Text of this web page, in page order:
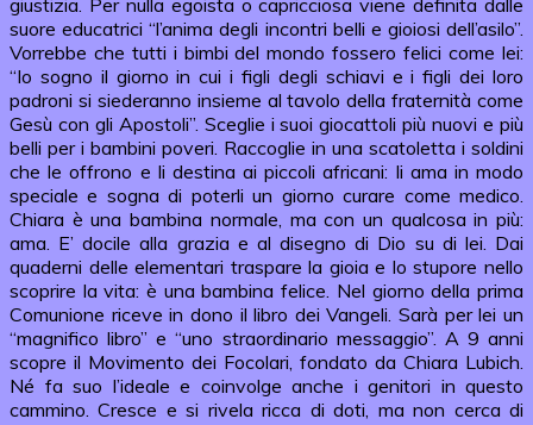
suore educatrici “l’anima degli incontri belli e gioiosi dell’asilo”.
Vorrebbe che tutti i bimbi del mondo fossero felici come lei:
“Io sogno il giorno in cui i figli degli schiavi e i figli dei loro
padroni si siederanno insieme al tavolo della fraternità come
Gesù con gli Apostoli”. Sceglie i suoi giocattoli più nuovi e più
belli per i bambini poveri. Raccoglie in una scatoletta i soldini
che le offrono e li destina ai piccoli africani: li ama in modo
speciale e sogna di poterli un giorno curare come medico.
Chiara è una bambina normale, ma con un qualcosa in più:
ama. E’ docile alla grazia e al disegno di Dio su di lei. Dai
quaderni delle elementari traspare la gioia e lo stupore nello
scoprire la vita: è una bambina felice. Nel giorno della prima
Comunione riceve in dono il libro dei Vangeli. Sarà per lei un
“magnifico libro” e “uno straordinario messaggio”. A 9 anni
scopre il Movimento dei Focolari, fondato da Chiara Lubich.
Né fa suo l’ideale e coinvolge anche i genitori in questo
cammino. Cresce e si rivela ricca di doti, ma non cerca di